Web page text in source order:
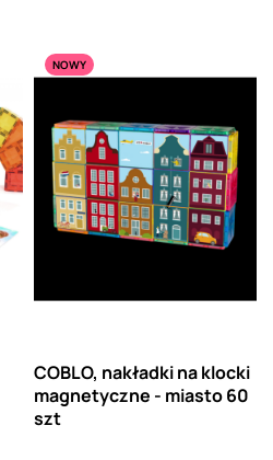
NOWY
COBLO, nakładki na klocki
magnetyczne - miasto 60
szt